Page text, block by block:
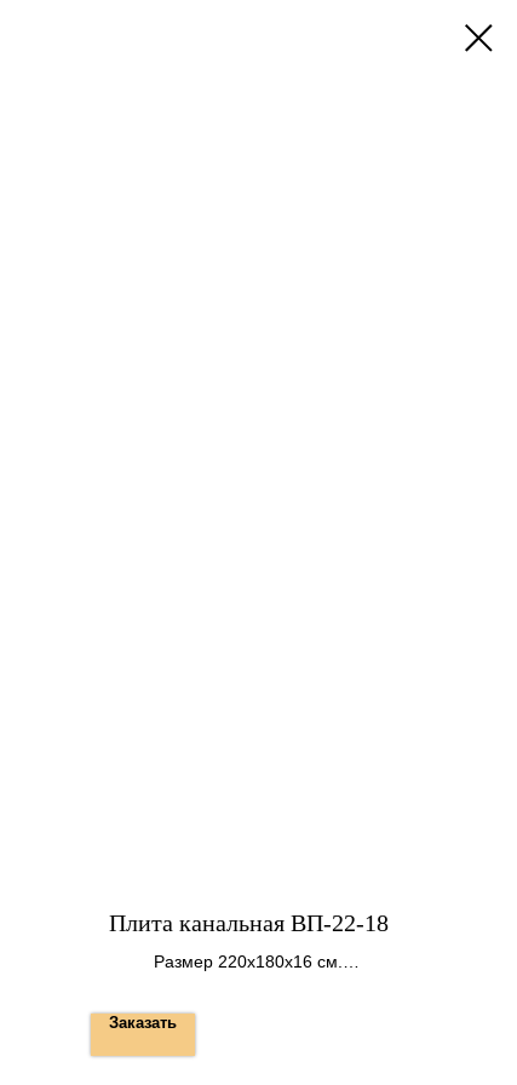
Плита канальная ВП-22-18
Размер 220х180х16 см.
Заказать